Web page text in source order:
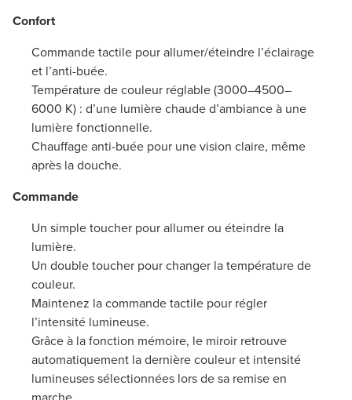
Confort
Commande tactile pour allumer/éteindre l’éclairage
et l’anti-buée.
Température de couleur réglable (3000–4500–
6000 K) : d’une lumière chaude d’ambiance à une
lumière fonctionnelle.
Chauffage anti-buée pour une vision claire, même
après la douche.
Commande
Un simple toucher pour allumer ou éteindre la
lumière.
Un double toucher pour changer la température de
couleur.
Maintenez la commande tactile pour régler
l’intensité lumineuse.
Grâce à la fonction mémoire, le miroir retrouve
automatiquement la dernière couleur et intensité
lumineuses sélectionnées lors de sa remise en